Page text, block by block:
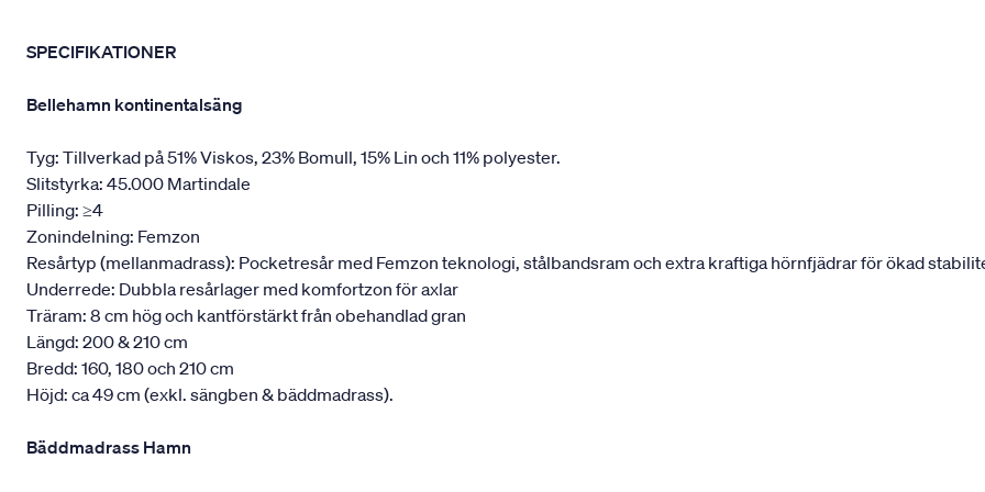
SPECIFIKATIONER
Bellehamn kontinentalsäng
Tyg: Tillverkad på 51% Viskos, 23% Bomull, 15% Lin och 11% polyester.
Slitstyrka: 45.000 Martindale
Pilling: ≥4
Zonindelning: Femzon
Resårtyp (mellanmadrass): Pocketresår med Femzon teknologi, stålbandsram och extra kraftiga hörnfjädrar för ökad
Underrede: Dubbla resårlager med komfortzon för axlar
Träram: 8 cm hög och kantförstärkt från obehandlad gran
Längd: 200 & 210 cm
Bredd: 160, 180 och 210 cm
Höjd: ca 49 cm (exkl. sängben & bäddmadrass).
Bäddmadrass Hamn